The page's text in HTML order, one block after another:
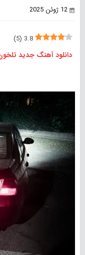
12 ژوئن 2025
3.8
(
5
)
دانلود آهنگ جدید